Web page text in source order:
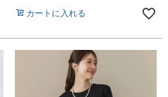
カートに入れる